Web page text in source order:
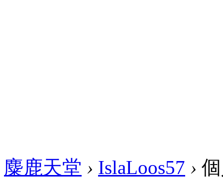
麋鹿天堂 › IslaLoos57 ›